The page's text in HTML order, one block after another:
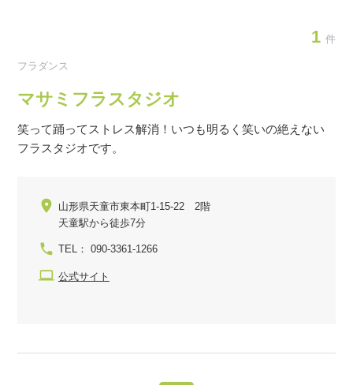
1 件
フラダンス
マサミフラスタジオ
笑って踊ってストレス解消！いつも明るく笑いの絶えない
フラスタジオです。
山形県天童市東本町1-15-22 2階
天童駅から徒歩7分
TEL： 090-3361-1266
公式サイト